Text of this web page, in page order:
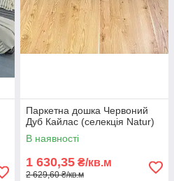
Паркетна дошка Червоний
Дуб Кайлас (селекція Natur)
В наявності
1 630,35 ₴/кв.м
2 629,60 ₴/кв.м